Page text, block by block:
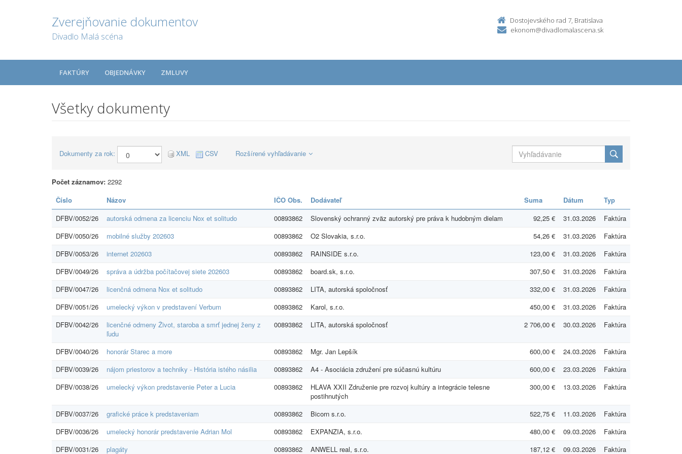
Zverejňovanie dokumentov
Divadlo Malá scéna
Dostojevského rad 7, Bratislava
ekonom@divadlomalascena.sk
FAKTÚRY OBJEDNÁVKY ZMLUVY
Všetky dokumenty
Dokumenty za rok: XML CSV Rozšírené vyhľadávanie
Počet záznamov: 2292
Číslo
Názov IČO Obs. Dodávateľ Suma Dátum
Typ
DFBV/0052/26
autorská odmena za licenciu Nox et solitudo 00893862 Slovenský ochranný zväz autorský pre práva k hudobným dielam 92,25 € 31.03.2026
Faktúra
DFBV/0050/26
mobilné služby 202603 00893862 O2 Slovakia, s.r.o. 54,26 € 31.03.2026
Faktúra
DFBV/0053/26
internet 202603 00893862 RAINSIDE s.r.o. 123,00 € 31.03.2026
Faktúra
DFBV/0049/26
správa a údržba počítačovej siete 202603 00893862 board.sk, s.r.o. 307,50 € 31.03.2026
Faktúra
DFBV/0047/26
licenčná odmena Nox et solitudo 00893862 LITA, autorská spoločnosť 332,00 € 31.03.2026
Faktúra
DFBV/0051/26
umelecký výkon v predstavení Verbum 00893862 Karol, s.r.o. 450,00 € 31.03.2026
Faktúra
DFBV/0042/26
licenčné odmeny Život, staroba a smrť jednej ženy z
ľudu
00893862 LITA, autorská spoločnosť 2 706,00 € 30.03.2026 Faktúra
DFBV/0040/26 honorár Starec a more 00893862 Mgr. Jan Lepšík 600,00 € 24.03.2026
Faktúra
DFBV/0039/26
nájom priestorov a techniky - História istého násilia 00893862 A4 - Asociácia združení pre súčasnú kultúru 600,00 € 23.03.2026
Faktúra
DFBV/0038/26
umelecký výkon predstavenie Peter a Lucia 00893862
HLAVA XXII Združenie pre rozvoj kultúry a integrácie telesne
postihnutých
300,00 € 13.03.2026 Faktúra
DFBV/0037/26 grafické práce k predstaveniam 00893862 Bicorn s.r.o. 522,75 € 11.03.2026
Faktúra
DFBV/0036/26
umelecký honorár predstavenie Adrian Mol 00893862 EXPANZIA, s.r.o. 480,00 € 09.03.2026
Faktúra
DFBV/0031/26
plagáty 00893862 ANWELL real, s.r.o. 187,12 € 09.03.2026 Faktúra